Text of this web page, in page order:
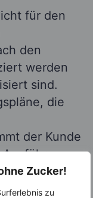
Zucker!
zu
für den
den
werden
sind.
die
der Kunde
mit Beginn